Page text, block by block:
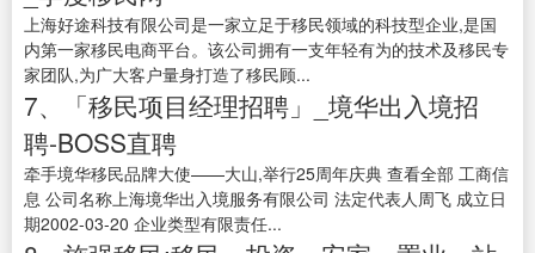
上海好途科技有限公司是一家立足于移民领域的科技型企业,是国
内第一家移民电商平台。该公司拥有一支年轻有为的技术及移民专
家团队,为广大客户量身打造了移民顾...
7、「移民项目经理招聘」_境华出入境招
聘-BOSS直聘
牵手境华移民品牌大使——大山,举行25周年庆典 查看全部 工商信
息 公司名称上海境华出入境服务有限公司 法定代表人周飞 成立日
期2002-03-20 企业类型有限责任...